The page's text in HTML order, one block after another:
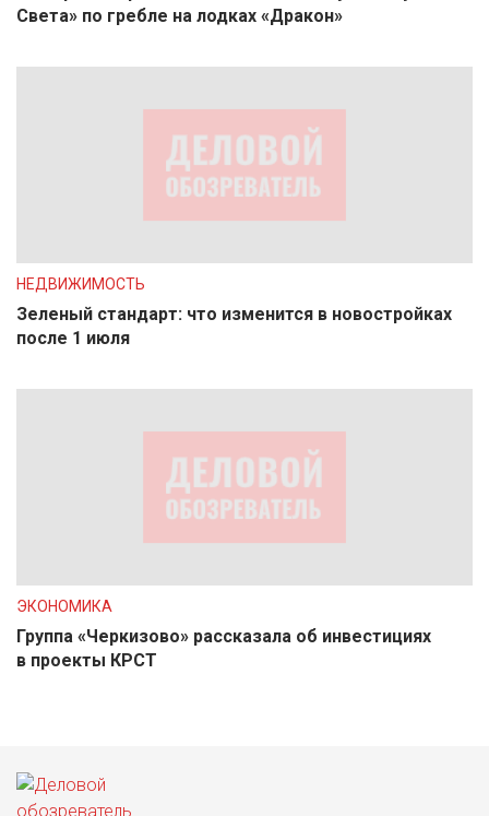
Света» по гребле на лодках «Дракон»
НЕДВИЖИМОСТЬ
Зеленый стандарт: что изменится в новостройках
после 1 июля
ЭКОНОМИКА
Группа «Черкизово» рассказала об инвестициях
в проекты КРСТ